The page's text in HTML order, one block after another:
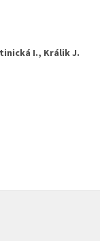
I., Králik J.